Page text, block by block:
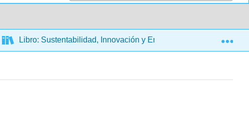
Libro: Sustentabilidad, Innovación y Emprendimiento